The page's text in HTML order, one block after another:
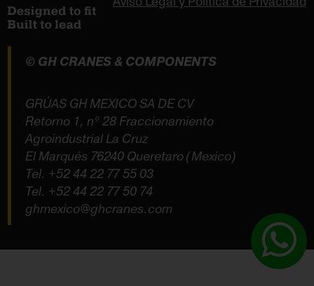
© GH CRANES & COMPONENTS
GRÚAS GH MEXICO SA DE CV
Retorno 1, nº 28 Fraccionamiento
Agroindustrial La Cruz
El Marqués 76240 Queretaro (Mexico)
Tel. +52 44 22 77 55 03
Tel. +52 44 22 77 50 74
ghmexico@ghcranes.com